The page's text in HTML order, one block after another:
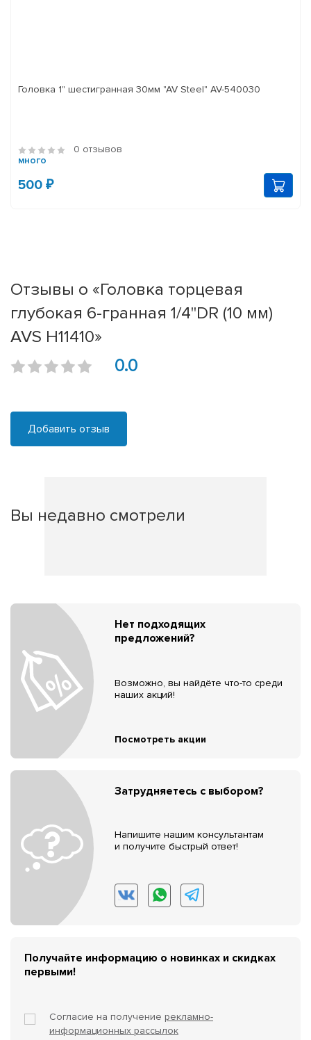
Головка 1" шестигранная 30мм "AV Steel" AV-540030
0 отзывов
много
500 ₽
Отзывы о «Головка торцевая
глубокая 6-гранная 1/4''DR (10 мм)
AVS H11410»
0.0
Добавить отзыв
Вы недавно смотрели
Нет подходящих
предложений?
Возможно, вы найдёте что-то среди
наших акций!
Посмотреть акции
Затрудняетесь с выбором?
Напишите нашим консультантам
и получите быстрый ответ!
Получайте информацию о новинках и скидках
первыми!
Согласие на получение рекламно-
информационных рассылок